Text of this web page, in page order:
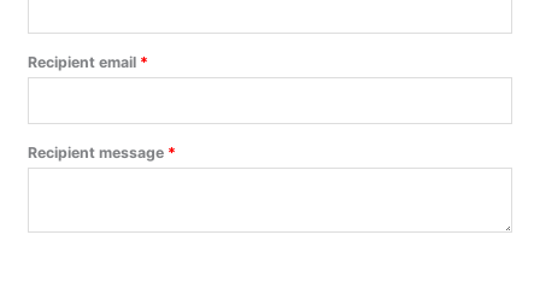
Recipient email *
Recipient message *